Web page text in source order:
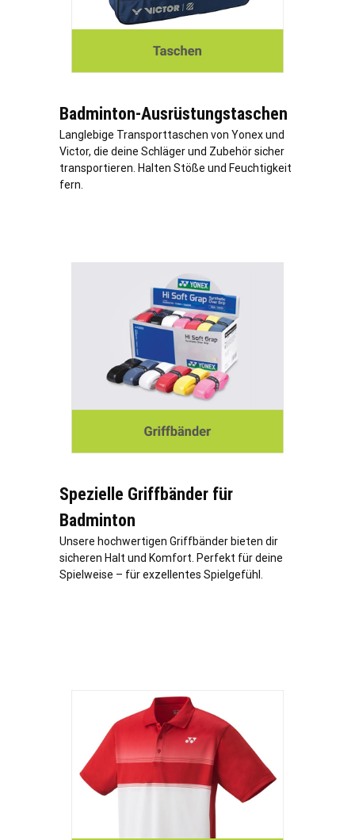
Badminton-Ausrüstungstaschen
Langlebige Transporttaschen von Yonex und
Victor, die deine Schläger und Zubehör sicher
transportieren. Halten Stöße und Feuchtigkeit
fern.
Spezielle Griffbänder für
Badminton
Unsere hochwertigen Griffbänder bieten dir
sicheren Halt und Komfort. Perfekt für deine
Spielweise – für exzellentes Spielgefühl.